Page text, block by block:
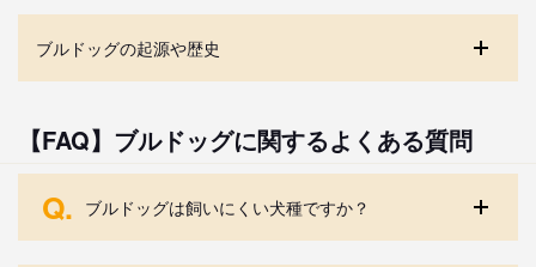
ブルドッグの起源や歴史
【FAQ】ブルドッグに関するよくある質問
Q. ブルドッグは飼いにくい犬種ですか？